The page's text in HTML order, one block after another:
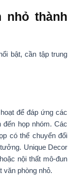
nhỏ thành
bật, cần tập trung
để đáp ứng các
họp nhóm. Các
có thể chuyển đổi
Unique Decor
nội thất mô-đun
văn phòng nhỏ.